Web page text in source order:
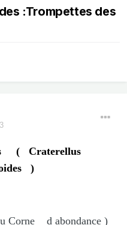
:Trompettes des
( Craterellus
)
Corne d abondance )